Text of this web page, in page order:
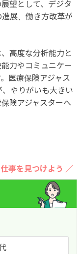
望として、デジタ
展、働き方改革が
高度な分析能力と
力やコミュニケー
医療保険アジャス
やりがいも大きい
険アジャスターへ
事を見つけよう ／